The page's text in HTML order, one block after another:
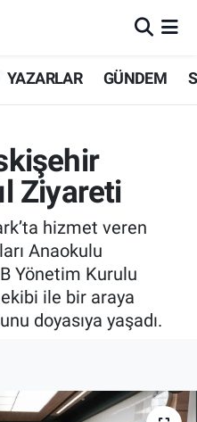
YAZARLAR GÜNDEM
Ziyareti
hizmet veren
Anaokulu
Yönetim Kurulu
ile bir araya
doyasıya yaşadı.
Haritası
ve Fikstür